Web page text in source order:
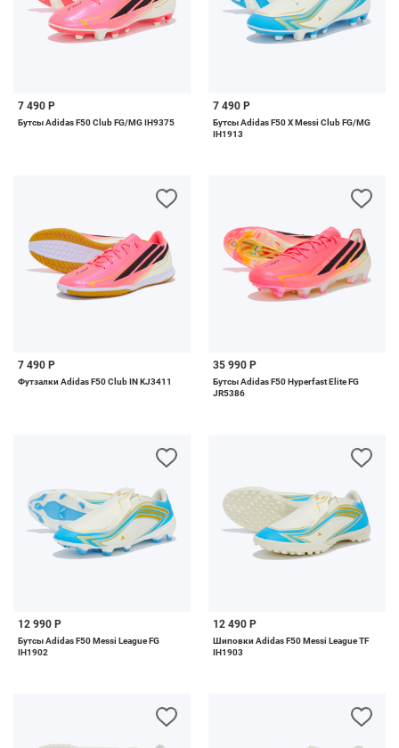
7 490 Р
Бутсы Adidas F50 Club FG/MG IH9375
7 490 Р
Бутсы Adidas F50 X Messi Club FG/MG
IH1913
7 490 Р
Футзалки Adidas F50 Club IN KJ3411
35 990 Р
Бутсы Adidas F50 Hyperfast Elite FG
JR5386
12 990 Р
Бутсы Adidas F50 Messi League FG
IH1902
12 490 Р
Шиповки Adidas F50 Messi League TF
IH1903